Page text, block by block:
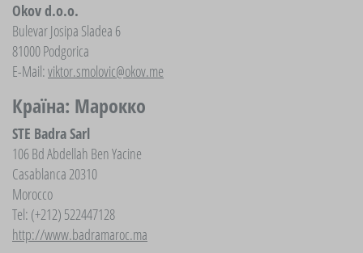
Okov d.o.o.
Bulevar Josipa Sladea 6
81000 Podgorica
E-Mail:viktor.smolovic@okov.me
Країна: Марокко
STE Badra Sarl
106 Bd Abdellah Ben Yacine
Casablanca 20310
Morocco
Tel: (+212) 522447128
http://www.badramaroc.ma